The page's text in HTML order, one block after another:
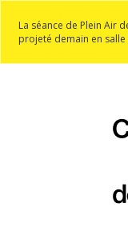
La séance de Plein Air
projeté demain en salle